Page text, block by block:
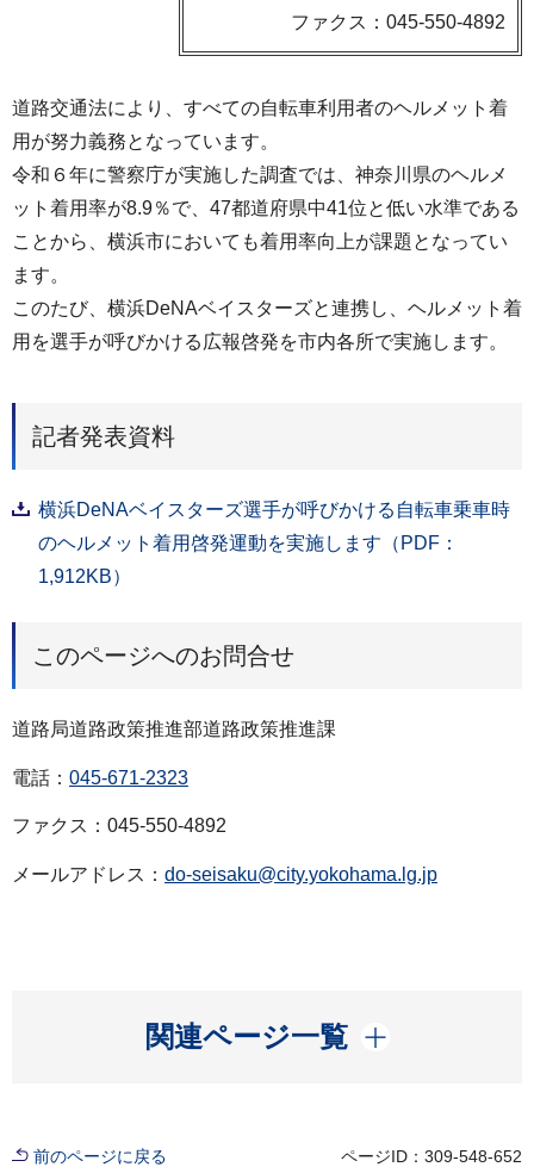
ファクス：045-550-4892
道路交通法により、すべての自転車利用者のヘルメット着
用が努力義務となっています。
令和６年に警察庁が実施した調査では、神奈川県のヘルメ
ット着用率が8.9％で、47都道府県中41位と低い水準である
ことから、横浜市においても着用率向上が課題となってい
ます。
このたび、横浜DeNAベイスターズと連携し、ヘルメット着
用を選手が呼びかける広報啓発を市内各所で実施します。
記者発表資料
横浜DeNAベイスターズ選手が呼びかける自転車乗車時
のヘルメット着用啓発運動を実施します（PDF：
1,912KB）
このページへのお問合せ
道路局道路政策推進部道路政策推進課
電話： 045-671-2323
ファクス：045-550-4892
メールアドレス： do-seisaku@city.yokohama.lg.jp
関連ページ一覧
開く
前のページに戻る ページID：309-548-652